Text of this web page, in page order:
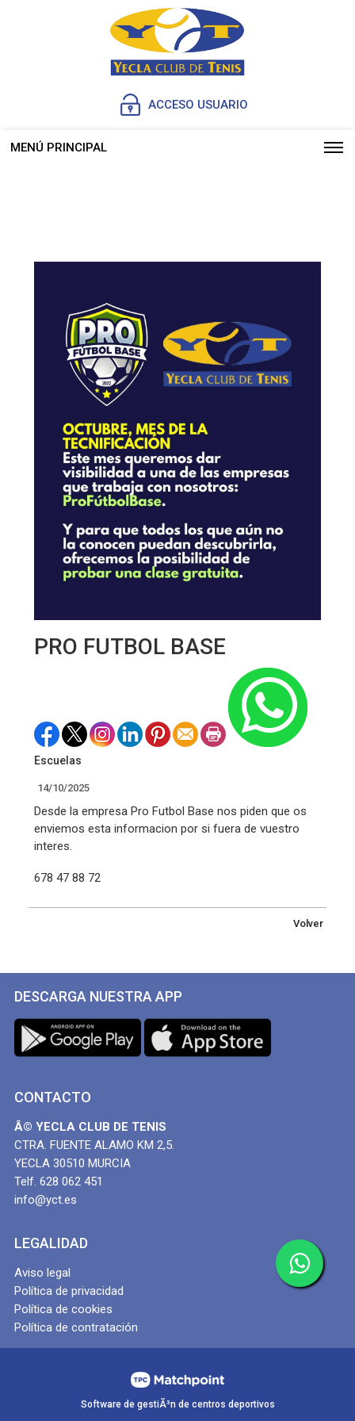
ACCESO USUARIO
MENÚ PRINCIPAL
PRO FUTBOL BASE
Escuelas
14/10/2025
Desde la empresa Pro Futbol Base nos piden que os
enviemos esta informacion por si fuera de vuestro
interes.
678 47 88 72
Volver
DESCARGA NUESTRA APP
CONTACTO
Â© YECLA CLUB DE TENIS
CTRA. FUENTE ALAMO KM 2,5.
YECLA 30510 MURCIA
Telf. 628 062 451
info@yct.es
LEGALIDAD
Aviso legal
Política de privacidad
Política de cookies
Política de contratación
Software de gestiÃ³n de centros deportivos